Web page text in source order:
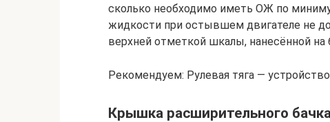
сколько необходимо иметь ОЖ по
жидкости при остывшем двигателе не
верхней отметкой шкалы, нанесённой на
Рекомендуем: Рулевая тяга —
Крышка расширительного бачка